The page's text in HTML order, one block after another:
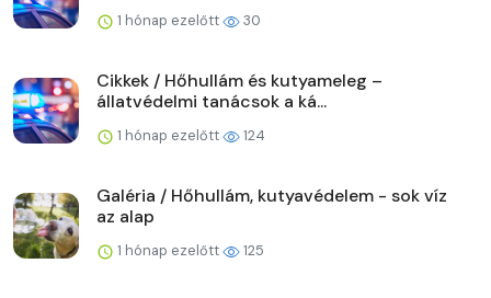
1 hónap ezelőtt 30
Cikkek / Hőhullám és kutyameleg –
állatvédelmi tanácsok a ká...
1 hónap ezelőtt 124
Galéria / Hőhullám, kutyavédelem - sok víz
az alap
1 hónap ezelőtt 125